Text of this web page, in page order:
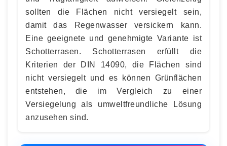
sollten die Flächen nicht versiegelt sein,
damit das Regenwasser versickern kann.
Eine geeignete und genehmigte Variante ist
Schotterrasen. Schotterrasen erfüllt die
Kriterien der DIN 14090, die Flächen sind
nicht versiegelt und es können Grünflächen
entstehen, die im Vergleich zu einer
Versiegelung als umweltfreundliche Lösung
anzusehen sind.